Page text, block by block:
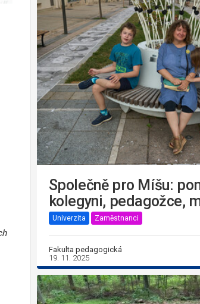
Společně pro Míšu:
kolegyni, pedagožce,
Univerzita Zaměstnanci
Fakulta pedagogická
19. 11. 2025